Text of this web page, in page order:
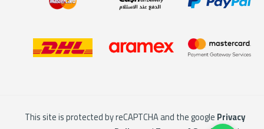
This site is protected by reCAPTCHA and the googlePrivacy